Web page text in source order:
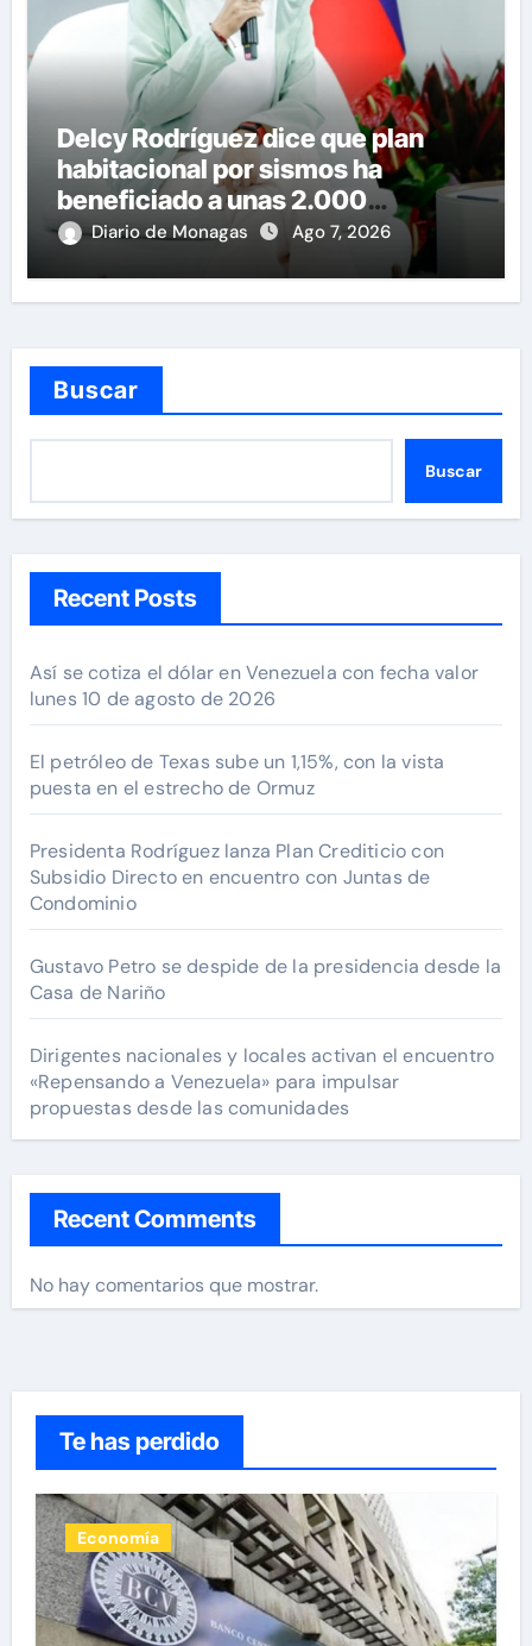
Delcy Rodríguez dice que plan
habitacional por sismos ha
beneficiado a unas 2.000
personas en una semana
Diario de Monagas Ago 7, 2026
Buscar
Buscar
Recent Posts
Así se cotiza el dólar en Venezuela con fecha valor
lunes 10 de agosto de 2026
El petróleo de Texas sube un 1,15%, con la vista
puesta en el estrecho de Ormuz
Presidenta Rodríguez lanza Plan Crediticio con
Subsidio Directo en encuentro con Juntas de
Condominio
Gustavo Petro se despide de la presidencia desde la
Casa de Nariño
Dirigentes nacionales y locales activan el encuentro
«Repensando a Venezuela» para impulsar
propuestas desde las comunidades
Recent Comments
No hay comentarios que mostrar.
Te has perdido
Economía